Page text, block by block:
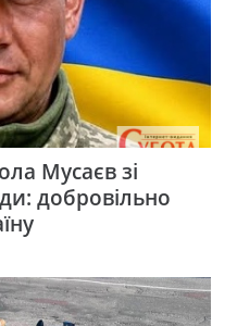
Мусаєв зі
добровільно